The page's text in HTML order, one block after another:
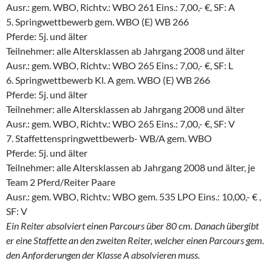
Ausr.: gem. WBO, Richtv.: WBO 261 Eins.: 7,00,- €, SF: A
5. Springwettbewerb gem. WBO (E) WB 266
Pferde: 5j. und älter
Teilnehmer: alle Altersklassen ab Jahrgang 2008 und älter
Ausr.: gem. WBO, Richtv.: WBO 265 Eins.: 7,00,- €, SF: L
6. Springwettbewerb Kl. A gem. WBO (E) WB 266
Pferde: 5j. und älter
Teilnehmer: alle Altersklassen ab Jahrgang 2008 und älter
Ausr.: gem. WBO, Richtv.: WBO 265 Eins.: 7,00,- €, SF: V
7. Staffettenspringwettbewerb- WB/A gem. WBO
Pferde: 5j. und älter
Teilnehmer: alle Altersklassen ab Jahrgang 2008 und älter, je
Team 2 Pferd/Reiter Paare
Ausr.: gem. WBO, Richtv.: WBO gem. 535 LPO Eins.: 10,00,- € ,
SF: V
Ein Reiter absolviert einen Parcours über 80 cm. Danach übergibt
er eine Staffette an den zweiten Reiter, welcher einen Parcours gem.
den Anforderungen der Klasse A absolvieren muss.